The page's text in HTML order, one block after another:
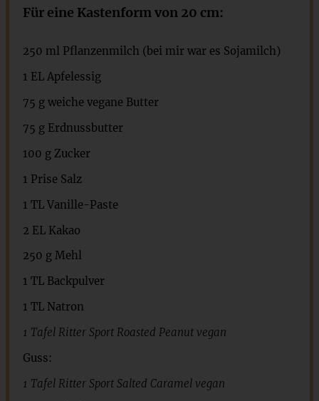
Für eine Kastenform von 20 cm:
250 ml Pflanzenmilch (bei mir war es Sojamilch)
1 EL Apfelessig
75 gweiche vegane Butter
75 gErdnussbutter
100 gZucker
1 Prise Salz
1 TL Vanille-Paste
2 EL Kakao
250 gMehl
1 TL Backpulver
1 TL Natron
1 Tafel Ritter Sport Roasted Peanut vegan
Guss:
1 Tafel Ritter Sport Salted Caramel vegan